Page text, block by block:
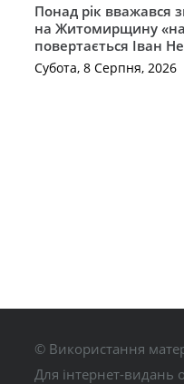
Понад рік вважався
на Житомирщину
повертається Іван
Субота, 8 Серпня, 2026
© Використання
Для інтернет-видань